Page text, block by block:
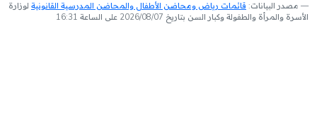
مصدر البيانات: قائمات رياض ومحاضن الأطفال والمحاضن المدرسية القانونية لوزارة
الأسرة والمرأة والطفولة وكبار السن بتاريخ 2026/08/07 على الساعة 16:31